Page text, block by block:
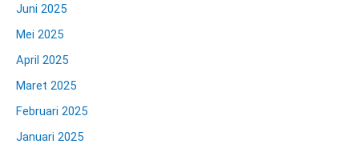
Juni 2025
Mei 2025
April 2025
Maret 2025
Februari 2025
Januari 2025